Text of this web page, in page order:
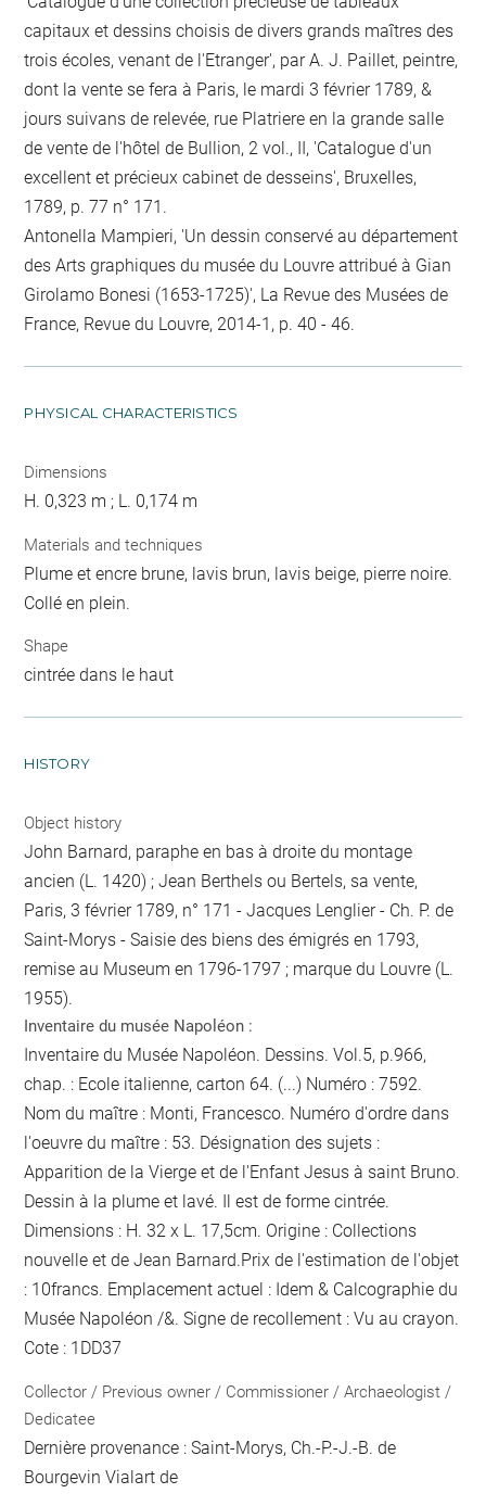
capitaux et dessins choisis de divers grands maîtres des
trois écoles, venant de l'Etranger', par A. J. Paillet, peintre,
dont la vente se fera à Paris, le mardi 3 février 1789, &
jours suivans de relevée, rue Platriere en la grande salle
de vente de l'hôtel de Bullion, 2 vol., II, 'Catalogue d'un
excellent et précieux cabinet de desseins', Bruxelles,
1789, p. 77 n° 171.
Antonella Mampieri, 'Un dessin conservé au département
des Arts graphiques du musée du Louvre attribué à Gian
Girolamo Bonesi (1653-1725)', La Revue des Musées de
France, Revue du Louvre, 2014-1, p. 40 - 46.
PHYSICAL CHARACTERISTICS
Dimensions
H. 0,323 m ; L. 0,174 m
Materials and techniques
Plume et encre brune, lavis brun, lavis beige, pierre noire.
Collé en plein.
Shape
cintrée dans le haut
HISTORY
Object history
John Barnard, paraphe en bas à droite du montage
ancien (L. 1420) ; Jean Berthels ou Bertels, sa vente,
Paris, 3 février 1789, n° 171 - Jacques Lenglier - Ch. P. de
Saint-Morys - Saisie des biens des émigrés en 1793,
remise au Museum en 1796-1797 ; marque du Louvre (L.
1955).
Inventaire du musée Napoléon :
Inventaire du Musée Napoléon. Dessins. Vol.5, p.966,
chap. : Ecole italienne, carton 64. (...) Numéro : 7592.
Nom du maître : Monti, Francesco. Numéro d'ordre dans
l'oeuvre du maître : 53. Désignation des sujets :
Apparition de la Vierge et de l'Enfant Jesus à saint Bruno.
Dessin à la plume et lavé. Il est de forme cintrée.
Dimensions : H. 32 x L. 17,5cm. Origine : Collections
nouvelle et de Jean Barnard.Prix de l'estimation de l'objet
: 10francs. Emplacement actuel : Idem & Calcographie du
Musée Napoléon /&. Signe de recollement :Vu au crayon.
Cote : 1DD37
Collector / Previous owner / Commissioner / Archaeologist /
Dedicatee
Dernière provenance : Saint-Morys, Ch.-P.-J.-B. de
Bourgevin Vialart de